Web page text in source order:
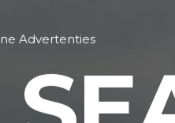
Advertenties